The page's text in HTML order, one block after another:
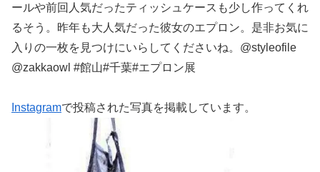
ールや前回人気だったティッシュケースも少し作ってくれ
るそう。昨年も大人気だった彼女のエプロン。是非お気に
入りの一枚を見つけにいらしてくださいね。@styleofile
@zakkaowl #館山#千葉#エプロン展
Instagramで投稿された写真を掲載しています。